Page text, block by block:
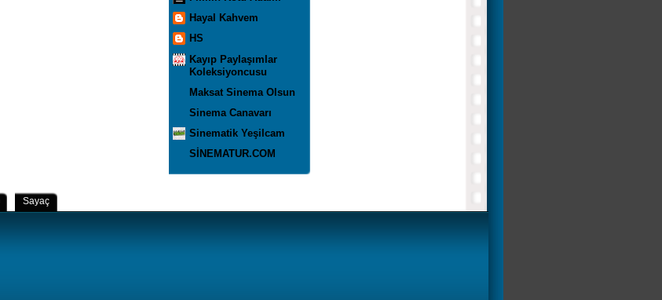
Hayal Kahvem
HS
Kayıp Paylaşımlar
Koleksiyoncusu
Maksat Sinema Olsun
Sinema Canavarı
Sinematik Yeşilcam
SİNEMATUR.COM
Sayaç